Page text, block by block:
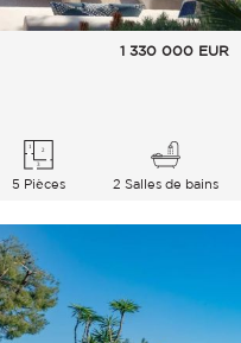
1 330 000 EUR
5 Pièces 2 Salles de bains